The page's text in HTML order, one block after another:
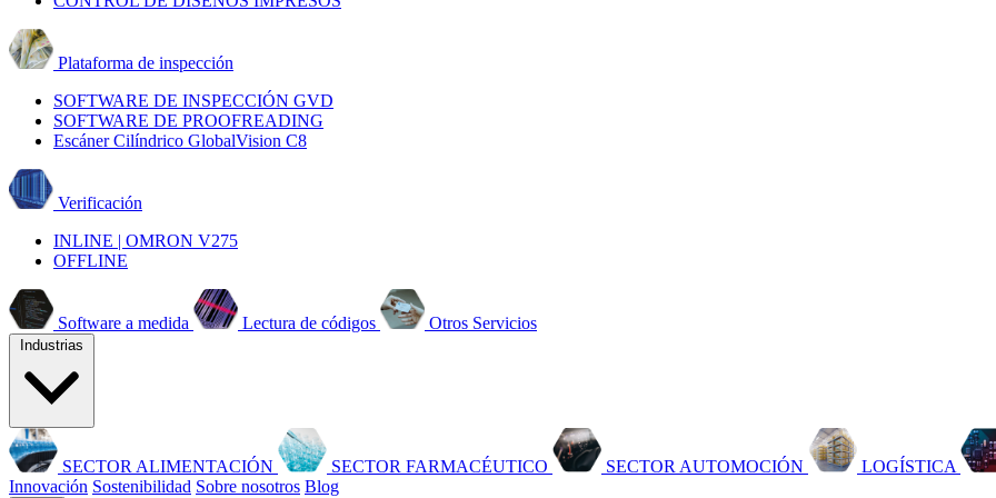
Plataforma de inspección
SOFTWARE DE INSPECCIÓN GVD
SOFTWARE DE PROOFREADING
Escáner Cilíndrico GlobalVision C8
Verificación
INLINE | OMRON V275
OFFLINE
Software a medida Lectura de códigos Otros Servicios
SECTOR ALIMENTACIÓN SECTOR FARMACÉUTICO SECTOR AUTOMOCIÓN LOGÍSTICA
Innovación Sostenibilidad Sobre nosotros Blog